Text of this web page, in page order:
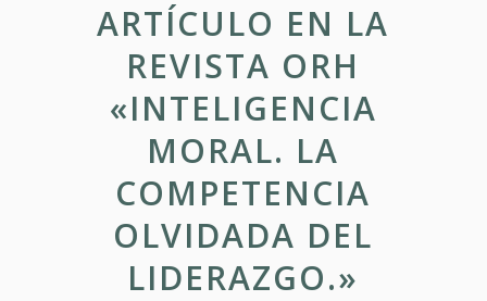
ARTÍCULO EN LA
REVISTA ORH
«INTELIGENCIA
MORAL. LA
COMPETENCIA
OLVIDADA DEL
LIDERAZGO.»